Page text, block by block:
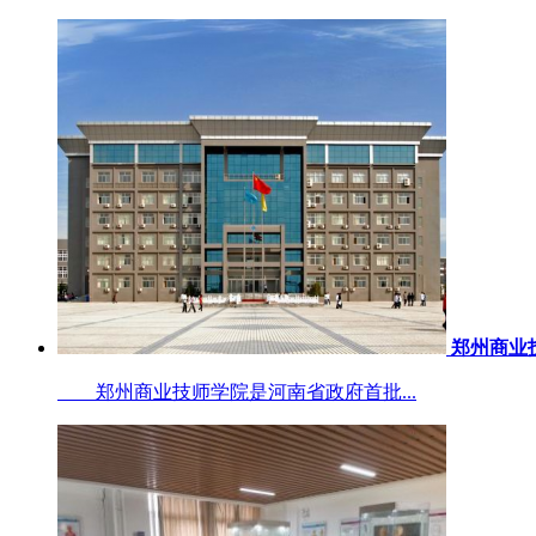
郑州商业
郑州商业技师学院是河南省政府首批...